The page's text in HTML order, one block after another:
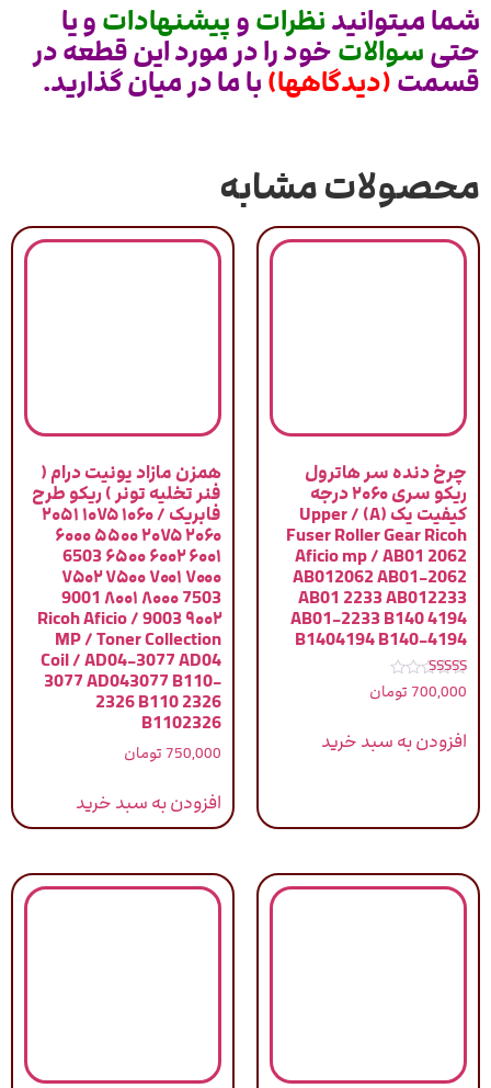
شما میتوانیدنظراتوپیشنهاداتو یا
حتیسوالاتخود را در مورد این قطعه در
قسمت(دیدگاهها)با ما در میان گذارید.
محصولات مشابه
چرخ دنده سر هاترول
ریکو سری ۲۰۶۰ درجه
کیفیت یک (A) / Upper
Fuser Roller Gear Ricoh
Aficio mp / AB01 2062
AB012062 AB01-2062
AB01 2233 AB012233
AB01-2233 B140 4194
B1404194 B140-4194
نمره
5.00
700,000 تومان
افزودن به سبد خرید
همزن مازاد یونیت درام (
فنر تخلیه تونر ) ریکو طرح
فابریک / ۱۰۶۰ ۱۰۷۵ ۲۰۵۱
۲۰۶۰ ۲۰۷۵ ۵۵۰۰ ۶۰۰۰
۶۰۰۱ ۶۰۰۲ ۶۵۰۰ 6503
۷۰۰۰ ۷۰۰۱ ۷۵۰۰ ۷۵۰۲
7503 ۸۰۰۰ ۸۰۰۱ 9001
۹۰۰۲ 9003 / Ricoh Aficio
MP / Toner Collection
Coil / AD04-3077 AD04
3077 AD043077 B110-
2326 B110 2326
B1102326
750,000 تومان
افزودن به سبد خرید